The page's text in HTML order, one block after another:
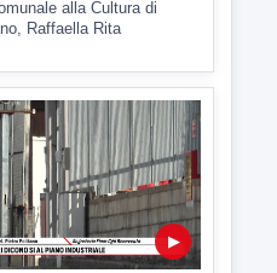
▶
ATTUALITÀ
i lavoratori dicono si al